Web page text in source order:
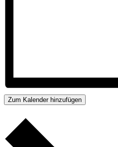
Zum Kalender hinzufügen